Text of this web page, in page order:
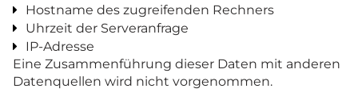
Hostname des zugreifenden Rechners
Uhrzeit der Serveranfrage
IP-Adresse
Eine Zusammenführung dieser Daten mit anderen
Datenquellen wird nicht vorgenommen.